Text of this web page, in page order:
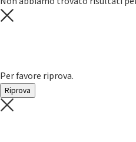
Per favore riprova.
Riprova